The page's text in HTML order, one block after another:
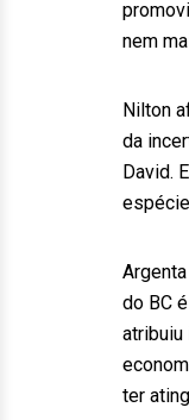
nem
Nilton
da
David.
do BC
atribuiu
ter